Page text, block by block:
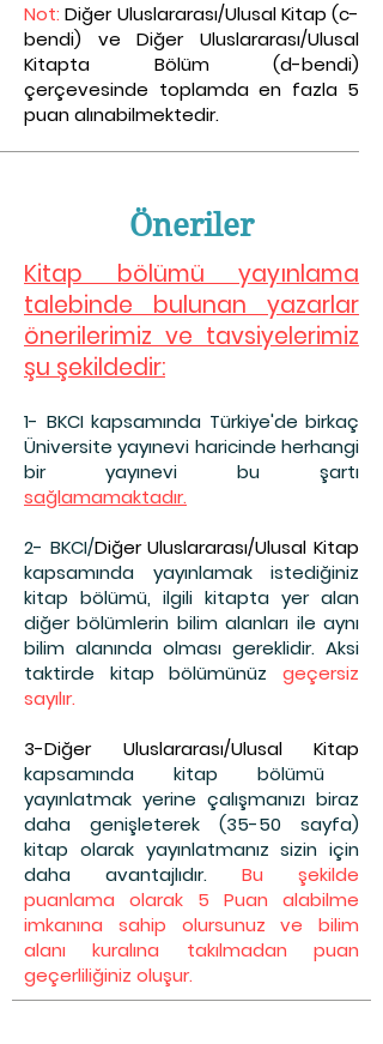
Not:Diğer Uluslararası/Ulusal Kitap (c-
bendi) ve Diğer Uluslararası/Ulusal
Kitapta Bölüm (d-bendi)
çerçevesinde toplamda en fazla 5
puan alınabilmektedir.
Öneriler
Kitap bölümü yayınlama
talebinde bulunan yazarlar
önerilerimiz ve tavsiyelerimiz
şu şekildedir:
1- BKCI kapsamında Türkiye'de birkaç
Üniversite yayınevi haricinde herhangi
bir yayınevi bu şartı
sağlamamaktadır.
2- BKCI/Diğer Uluslararası/Ulusal Kitap
kapsamında yayınlamak istediğiniz
kitap bölümü, ilgili kitapta yer alan
diğer bölümlerin bilim alanları ile aynı
bilim alanında olması gereklidir. Aksi
taktirde kitap bölümünüz geçersiz
sayılır.
3-Diğer Uluslararası/Ulusal Kitap
kapsamında kitap bölümü
yayınlatmak yerine çalışmanızı biraz
daha genişleterek (35-50 sayfa)
kitap olarak yayınlatmanız sizin için
daha avantajlıdır. Bu şekilde
puanlama olarak 5 Puan alabilme
imkanına sahip olursunuz ve bilim
alanı kuralına takılmadan puan
geçerliliğiniz oluşur.